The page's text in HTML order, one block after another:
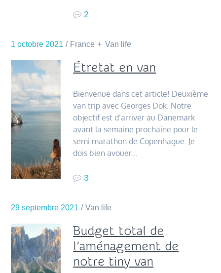
2
1 octobre 2021 France Van life
Étretat en van
Bienvenue dans cet article! Deuxième
van trip avec Georges Dok. Notre
objectif est d’arriver au Danemark
avant la semaine prochaine pour le
semi marathon de Copenhague. Je
dois bien avouer…
3
29 septembre 2021 Van life
Budget total de
l’aménagement de
notre tiny van